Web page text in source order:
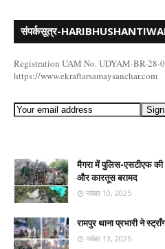
संपर्कसूत्र-
Registration UAM No. UDYAM-BR-28-
https://www.ekraftarsamaysanchar.com
मैगरा में पुलिस-एसटीएफ की
और कारतूस बरामद
नवंबर 10, 2025
रामपुर थाना प्रभारी ने
नवंबर 13, 2025